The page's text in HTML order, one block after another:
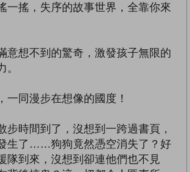
一搖，失序的故事世界，全靠你來
意想不到的驚奇，激發孩子無限的
一同漫步在想像的國度！
步時間到了，沒想到一跨過書頁，
生了……狗狗竟然憑空消失了？好
隊到來，沒想到卻連他們也不見